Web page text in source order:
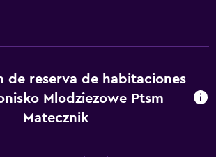
de reserva de habitaciones
Mlodziezowe Ptsm
Matecznik